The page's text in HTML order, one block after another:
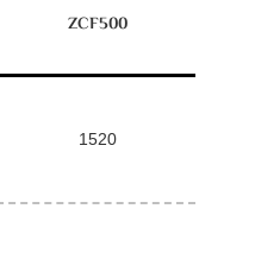
ZСF500
1520